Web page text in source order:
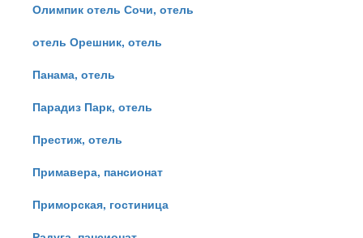
Олимпик отель Сочи, отель
отель Орешник, отель
Панама, отель
Парадиз Парк, отель
Престиж, отель
Примавера, пансионат
Приморская, гостиница